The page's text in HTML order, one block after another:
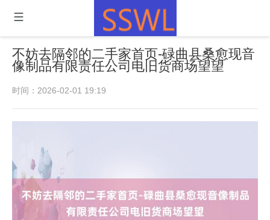
不妨去隔邻的二手家首页-碌曲县桑愈现音
像制品有限责任公司电旧货商场望望
时间：2026-02-01 19:19